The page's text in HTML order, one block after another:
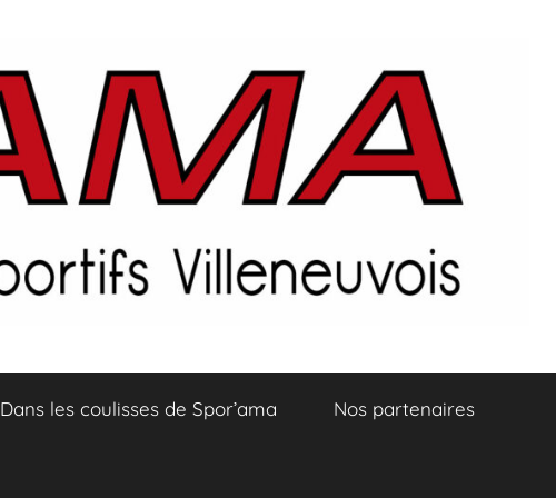
Dans les coulisses de Spor’ama Nos partenaires